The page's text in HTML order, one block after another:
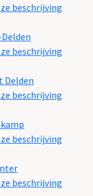
beschrijving
beschrijving
Delden
beschrijving
beschrijving
beschrijving